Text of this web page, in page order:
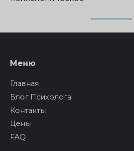
Меню
Главная
Блог Психолога
Контакты
Цены
FAQ